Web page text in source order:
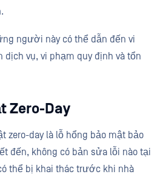
người này có thể dẫn đến vi
vụ, vi phạm quy định và tổn
Zero-Day
zero-day là lỗ hổng bảo mật bảo
đến, không có bản sửa lỗi nào tại
thể bị khai thác trước khi nhà